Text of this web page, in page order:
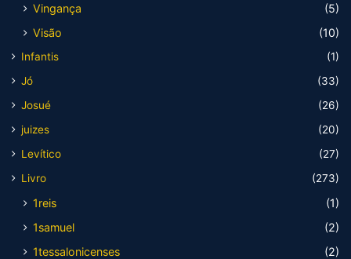
Vingança
(5)
Visão
(10)
Infantis
(1)
Jó
(33)
Josué
(26)
juizes
(20)
Levítico
(27)
Livro
(273)
1reis
(1)
1samuel
(2)
1tessalonicenses
(2)